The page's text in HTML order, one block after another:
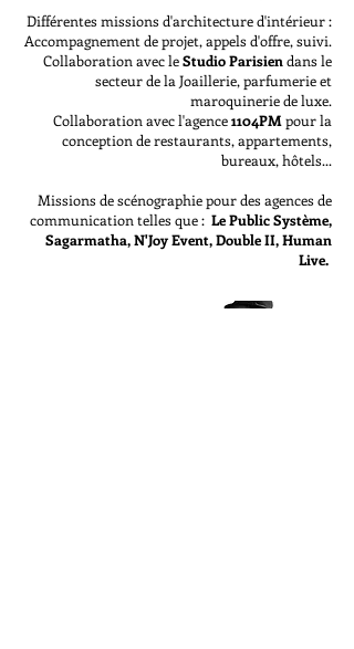
Différentes missions d'architecture d'intérieur :
Accompagnement de projet, appels d'offre, suivi.
Collaboration avec leStudio Parisien dans le
secteur de la Joaillerie, parfumerie et
maroquinerie de luxe.
Collaboration avec l'agence1104PM pour la
conception de restaurants, appartements,
bureaux, hôtels...
Missions de scénographie pour des agences de
communication telles que : Le Public Système,
Sagarmatha, N'Joy Event, Double II, Human
Live.